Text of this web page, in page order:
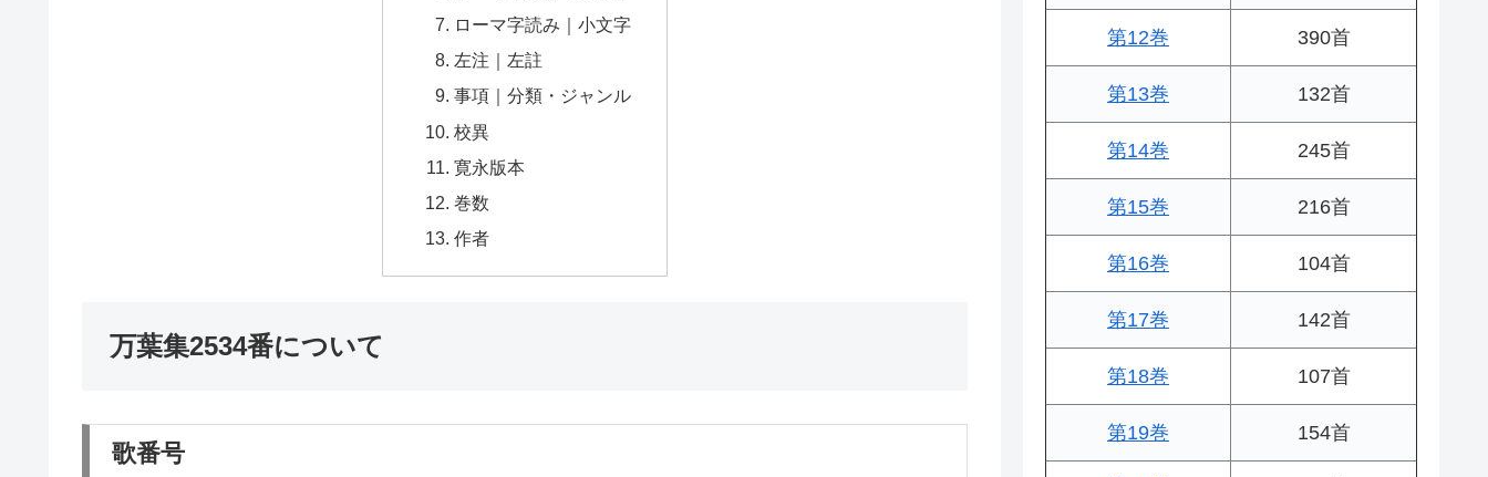
ローマ字読み｜小文字
左注｜左註
事項｜分類・ジャンル
校異
寛永版本
巻数
作者
万葉集2534番について
歌番号
第12巻 390首
第13巻 132首
第14巻 245首
第15巻 216首
第16巻 104首
第17巻 142首
第18巻 107首
第19巻 154首